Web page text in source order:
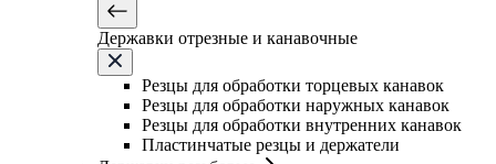
Державки отрезные и канавочные
Резцы для обработки торцевых канавок
Резцы для обработки наружных канавок
Резцы для обработки внутренних канавок
Пластинчатые резцы и держатели